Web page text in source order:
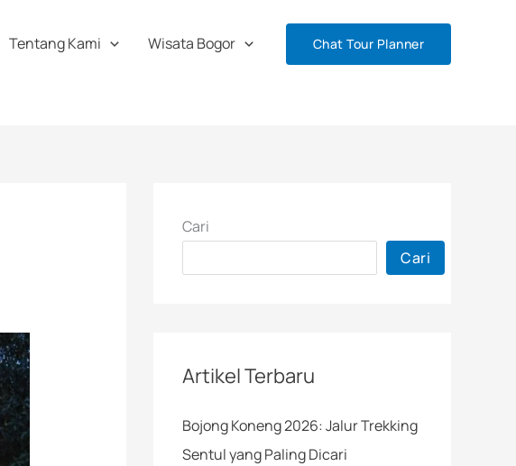
Tentang Kami Wisata Bogor Chat Tour Planner
Cari
Cari
Artikel Terbaru
Bojong Koneng 2026: Jalur Trekking
Sentul yang Paling Dicari